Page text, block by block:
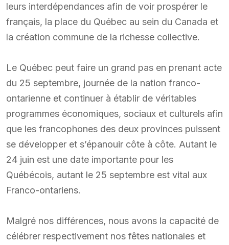
leurs interdépendances afin de voir prospérer le
français, la place du Québec au sein du Canada et
la création commune de la richesse collective.
Le Québec peut faire un grand pas en prenant acte
du 25 septembre, journée de la nation franco-
ontarienne et continuer à établir de véritables
programmes économiques, sociaux et culturels afin
que les francophones des deux provinces puissent
se développer et s’épanouir côte à côte. Autant le
24 juin est une date importante pour les
Québécois, autant le 25 septembre est vital aux
Franco-ontariens.
Malgré nos différences, nous avons la capacité de
célébrer respectivement nos fêtes nationales et